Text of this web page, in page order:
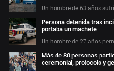
Un hombre de 63 años
Persona detenida tras
portaba un machete
Un hombre de 27 años
Más de 80 personas
ceremonial, protocolo y